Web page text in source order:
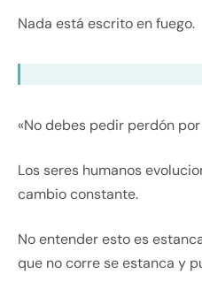
Nada está escrito en fuego.
«No debes pedir perdón
Los seres humanos
cambio constante.
No entender esto es
que no corre se estanca y